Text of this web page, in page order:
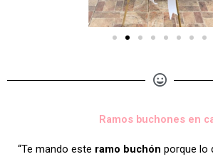
Ramos buchones en
“Te mando este ramo buchón porque lo